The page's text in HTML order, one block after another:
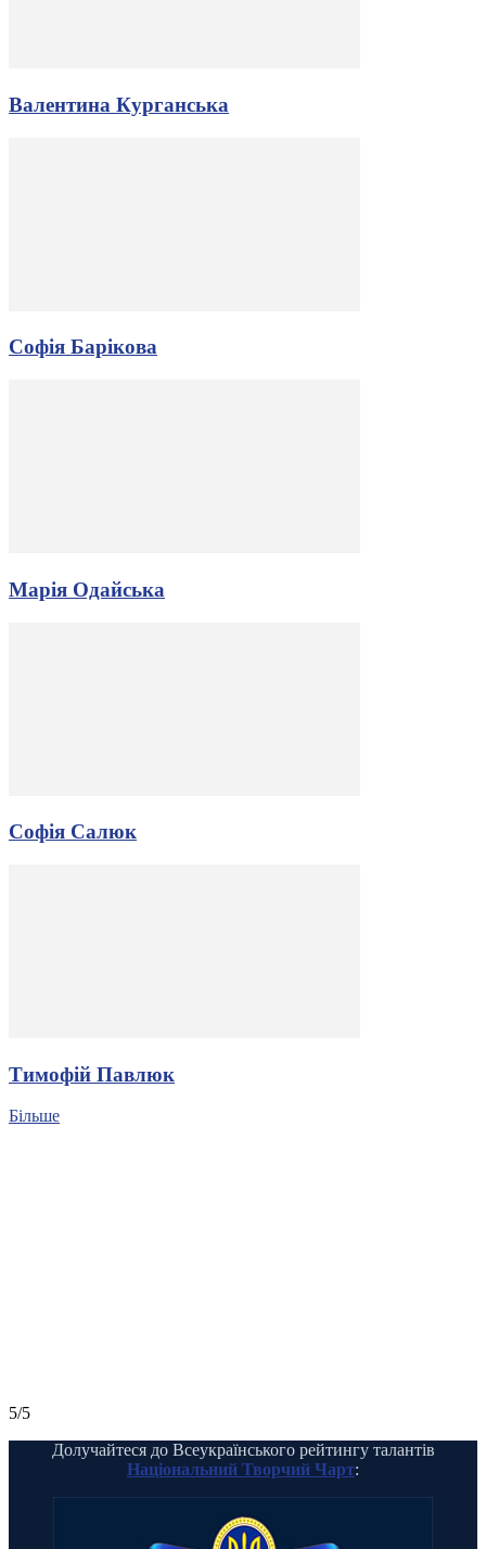
Валентина Курганська
Софія Барікова
Марія Одайська
Софія Салюк
Тимофій Павлюк
Більше
5/5
Долучайтеся до Всеукраїнського рейтингу талантів
Національний Творчий Чарт: